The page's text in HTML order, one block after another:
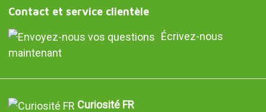
Contact et service clientèle
Écrivez-nous
maintenant
Curiosité FR